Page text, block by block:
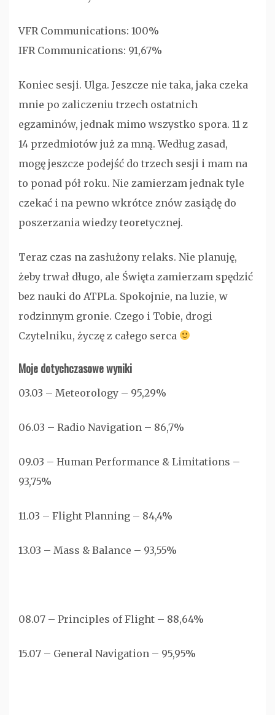
VFR Communications: 100%
IFR Communications: 91,67%
Koniec sesji. Ulga. Jeszcze nie taka, jaka czeka
mnie po zaliczeniu trzech ostatnich
egzaminów, jednak mimo wszystko spora. 11 z
14 przedmiotów już za mną. Według zasad,
mogę jeszcze podejść do trzech sesji i mam na
to ponad pół roku. Nie zamierzam jednak tyle
czekać i na pewno wkrótce znów zasiądę do
poszerzania wiedzy teoretycznej.
Teraz czas na zasłużony relaks. Nie planuję,
żeby trwał długo, ale Święta zamierzam spędzić
bez nauki do ATPLa. Spokojnie, na luzie, w
rodzinnym gronie. Czego i Tobie, drogi
Czytelniku, życzę z całego serca
Moje dotychczasowe wyniki
03.03 – Meteorology – 95,29%
06.03 – Radio Navigation – 86,7%
09.03 – Human Performance & Limitations –
93,75%
11.03 – Flight Planning – 84,4%
13.03 – Mass & Balance – 93,55%
08.07 – Principles of Flight – 88,64%
15.07 – General Navigation – 95,95%